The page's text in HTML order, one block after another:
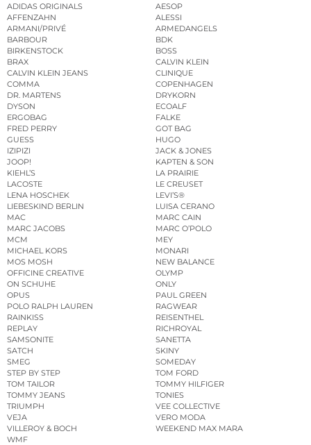
ADIDAS ORIGINALS
AESOP
AFFENZAHN
ALESSI
ARMANI/PRIVÉ
ARMEDANGELS
BARBOUR
BDK
BIRKENSTOCK
BOSS
BRAX
CALVIN KLEIN
CALVIN KLEIN JEANS
CLINIQUE
COMMA
COPENHAGEN
DR. MARTENS
DRYKORN
DYSON
ECOALF
ERGOBAG
FALKE
FRED PERRY
GOT BAG
GUESS
HUGO
IZIPIZI
JACK & JONES
JOOP!
KAPTEN & SON
KIEHL’S
LA PRAIRIE
LACOSTE
LE CREUSET
LENA HOSCHEK
LEVI’S®
LIEBESKIND BERLIN
LUISA CERANO
MAC
MARC CAIN
MARC JACOBS
MARC O’POLO
MCM
MEY
MICHAEL KORS
MONARI
MOS MOSH
NEW BALANCE
OFFICINE CREATIVE
OLYMP
ON SCHUHE
ONLY
OPUS
PAUL GREEN
POLO RALPH LAUREN
RAGWEAR
RAINKISS
REISENTHEL
REPLAY
RICHROYAL
SAMSONITE
SANETTA
SATCH
SKINY
SMEG
SOMEDAY
STEP BY STEP
TOM FORD
TOM TAILOR
TOMMY HILFIGER
TOMMY JEANS
TONIES
TRIUMPH
VEE COLLECTIVE
VEJA
VERO MODA
VILLEROY & BOCH
WEEKEND MAX MARA
WMF